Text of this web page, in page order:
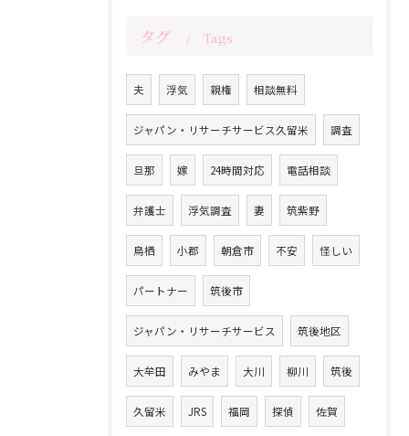
タグ Tags
夫 浮気 親権 相談無料
ジャパン・リサーチサービス久留米 調査
旦那 嫁 24時間対応 電話相談
弁護士 浮気調査 妻 筑紫野
鳥栖 小郡 朝倉市 不安 怪しい
パートナー 筑後市
ジャパン・リサーチサービス 筑後地区
大牟田 みやま 大川 柳川 筑後
久留米 JRS 福岡 探偵 佐賀